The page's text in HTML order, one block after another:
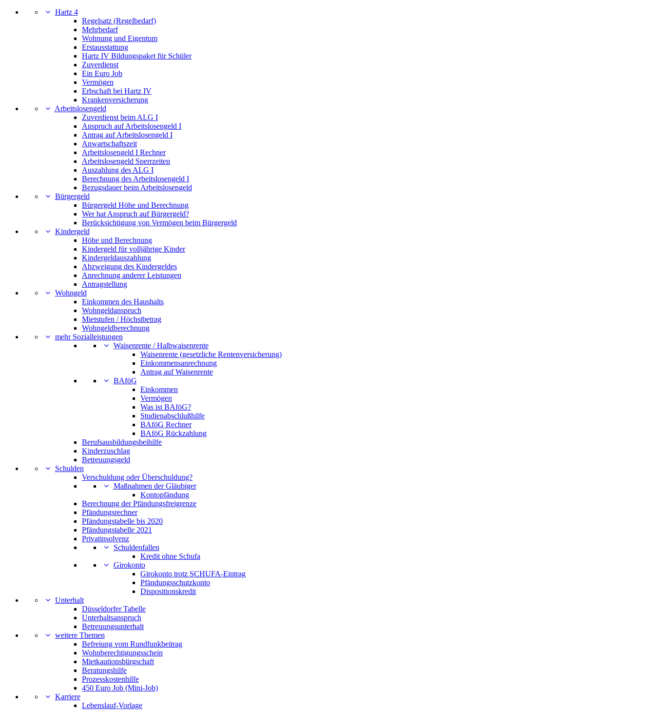
Hartz 4
Regelsatz (Regelbedarf)
Mehrbedarf
Wohnung und Eigentum
Erstausstattung
Hartz IV Bildungspaket für Schüler
Zuverdienst
Ein Euro Job
Vermögen
Erbschaft bei Hartz IV
Krankenversicherung
Arbeitslosengeld
Zuverdienst beim ALG I
Anspruch auf Arbeitslosengeld I
Antrag auf Arbeitslosengeld I
Anwartschaftszeit
Arbeitslosengeld I Rechner
Arbeitslosengeld Sperrzeiten
Auszahlung des ALG I
Berechnung des Arbeitslosengeld I
Bezugsdauer beim Arbeitslosengeld
Bürgergeld
Bürgergeld Höhe und Berechnung
Wer hat Anspruch auf Bürgergeld?
Berücksichtigung von Vermögen beim Bürgergeld
Kindergeld
Höhe und Berechnung
Kindergeld für volljährige Kinder
Kindergeldauszahlung
Abzweigung des Kindergeldes
Anrechnung anderer Leistungen
Antragstellung
Wohngeld
Einkommen des Haushalts
Wohngeldanspruch
Mietstufen / Höchstbetrag
Wohngeldberechnung
mehr Sozialleistungen
Waisenrente / Halbwaisenrente
Waisenrente (gesetzliche Rentenversicherung)
Einkommensanrechnung
Antrag auf Waisenrente
BAföG
Einkommen
Vermögen
Was ist BAföG?
Studienabschlußhilfe
BAföG Rechner
BAföG Rückzahlung
Berufsausbildungsbeihilfe
Kinderzuschlag
Betreuungsgeld
Schulden
Verschuldung oder Überschuldung?
Maßnahmen der Gläubiger
Kontopfändung
Berechnung der Pfändungsfreigrenze
Pfändungsrechner
Pfändungstabelle bis 2020
Pfändungstabelle 2021
Privatinsolvenz
Schuldenfallen
Kredit ohne Schufa
Girokonto
Girokonto trotz SCHUFA-Eintrag
Pfändungsschutzkonto
Dispositionskredit
Unterhalt
Düsseldorfer Tabelle
Unterhaltsanspruch
Betreuungsunterhalt
weitere Themen
Befreiung vom Rundfunkbeitrag
Wohnberechtigungsschein
Mietkautionsbürgschaft
Beratungshilfe
Prozesskostenhilfe
450 Euro Job (Mini-Job)
Karriere
Lebenslauf-Vorlage